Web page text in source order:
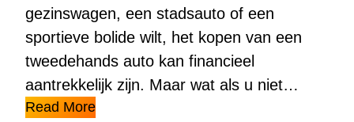
gezinswagen, een stadsauto of een
sportieve bolide wilt, het kopen van een
tweedehands auto kan financieel
aantrekkelijk zijn. Maar wat als u niet…
Read More